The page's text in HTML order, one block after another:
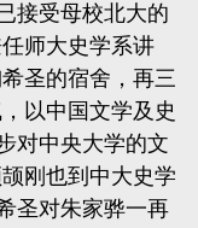
接受母校北大的
师大史学系讲
圣的宿舍，再三
以中国文学及史
对中央大学的文
刚也到中大史学
圣对朱家骅一再